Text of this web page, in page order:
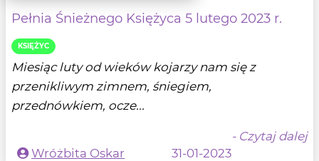
Pełnia Śnieżnego Księżyca 5 lutego 2023 r.
KSIĘŻYC
Miesiąc luty od wieków kojarzy nam się z
przenikliwym zimnem, śniegiem,
przednówkiem, ocze...
- Czytaj dalej
Wróżbita Oskar
31-01-2023